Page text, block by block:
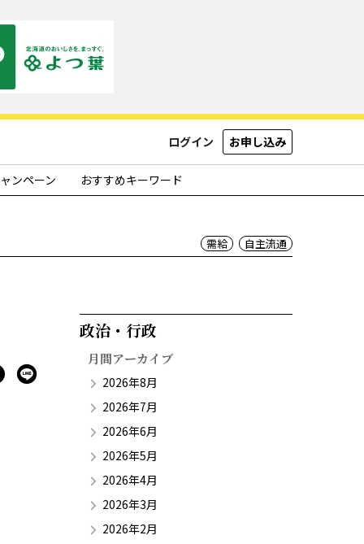
ログイン お申し込み
ンペーン おすすめキーワード
需給 自主流通
政治・行政​
月間アーカイブ
2026年8月
2026年7月
2026年6月
2026年5月
2026年4月
2026年3月
2026年2月